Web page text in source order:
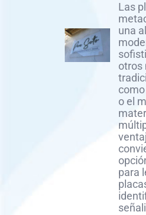
Las
una
otros
o el
para